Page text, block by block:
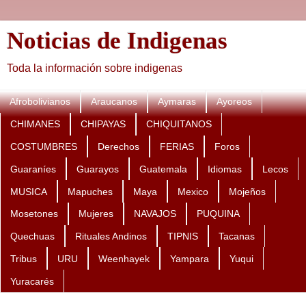
Noticias de Indigenas
Toda la información sobre indigenas
Afrobolivianos Araucanos Aymaras Ayoreos
CHIMANES CHIPAYAS CHIQUITANOS
COSTUMBRES Derechos FERIAS Foros
Guaraníes Guarayos Guatemala Idiomas Lecos
MUSICA Mapuches Maya Mexico Mojeños
Mosetones Mujeres NAVAJOS PUQUINA
Quechuas Rituales Andinos TIPNIS Tacanas
Tribus URU Weenhayek Yampara Yuqui
Yuracarés